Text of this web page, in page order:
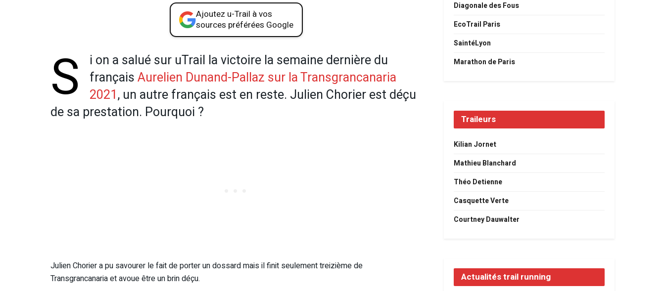
Ajoutez u-Trail à vos
sources préférées Google
S
i on a salué sur uTrail la victoire la semaine dernière du
françaisAurelien Dunand-Pallaz sur la Transgrancanaria
2021, un autre français est en reste. Julien Chorier est déçu
de sa prestation. Pourquoi ?
Julien Chorier a pu savourer le fait de porter un dossard mais il finit seulement treizième de
Transgrancanaria et avoue être un brin déçu.
Diagonale des Fous
EcoTrail Paris
SaintéLyon
Marathon de Paris
Traileurs
Kilian Jornet
Mathieu Blanchard
Théo Detienne
Casquette Verte
Courtney Dauwalter
Actualités trail running